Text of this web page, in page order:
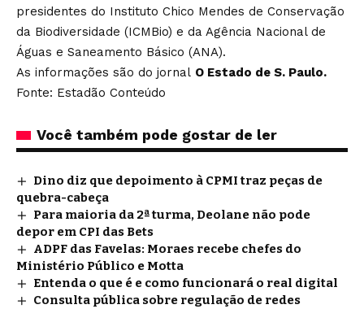
presidentes do Instituto Chico Mendes de Conservação
da Biodiversidade (ICMBio) e da Agência Nacional de
Águas e Saneamento Básico (ANA).
As informações são do jornal O Estado de S. Paulo.
Fonte: Estadão Conteúdo
Você também pode gostar de ler
Dino diz que depoimento à CPMI traz peças de
quebra-cabeça
Para maioria da 2ª turma, Deolane não pode
depor em CPI das Bets
ADPF das Favelas: Moraes recebe chefes do
Ministério Público e Motta
Entenda o que é e como funcionará o real digital
Consulta pública sobre regulação de redes